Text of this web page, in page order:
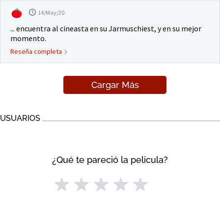
14/May/20
... encuentra al cineasta en su Jarmuschiest, y en su mejor
momento.
Reseña completa
Cargar Más
USUARIOS
¿Qué te pareció la pelicula?